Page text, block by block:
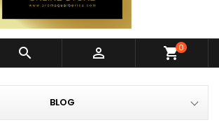
  shopping_cart0
BLOG